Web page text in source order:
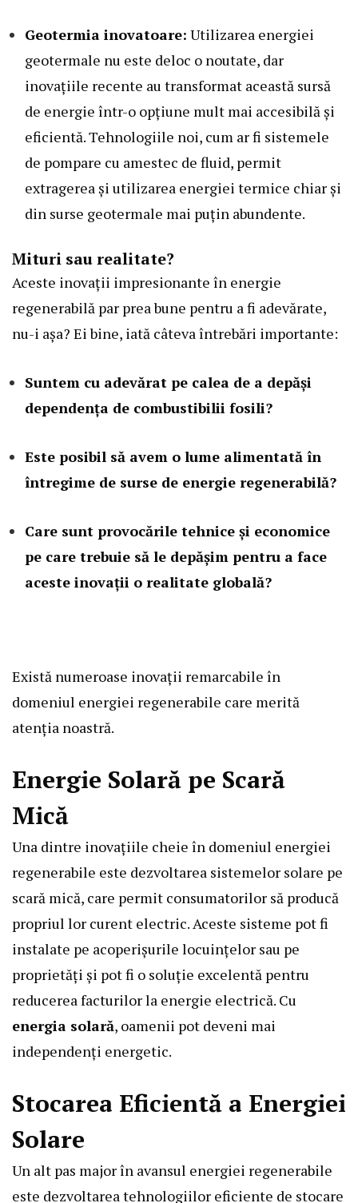
Geotermia inovatoare: Utilizarea energiei
geotermale nu este deloc o noutate, dar
inovațiile recente au transformat această sursă
de energie într-o opțiune mult mai accesibilă și
eficientă. Tehnologiile noi, cum ar fi sistemele
de pompare cu amestec de fluid, permit
extragerea și utilizarea energiei termice chiar și
din surse geotermale mai puțin abundente.
Mituri sau realitate?
Aceste inovații impresionante în energie
regenerabilă par prea bune pentru a fi adevărate,
nu-i așa? Ei bine, iată câteva întrebări importante:
Suntem cu adevărat pe calea de a depăși
dependența de combustibilii fosili?
Este posibil să avem o lume alimentată în
întregime de surse de energie regenerabilă?
Care sunt provocările tehnice și economice
pe care trebuie să le depășim pentru a face
aceste inovații o realitate globală?
Există numeroase inovații remarcabile în
domeniul energiei regenerabile care merită
atenția noastră.
Energie Solară pe Scară
Mică
Una dintre inovațiile cheie în domeniul energiei
regenerabile este dezvoltarea sistemelor solare pe
scară mică, care permit consumatorilor să producă
propriul lor curent electric. Aceste sisteme pot fi
instalate pe acoperișurile locuințelor sau pe
proprietăți și pot fi o soluție excelentă pentru
reducerea facturilor la energie electrică. Cu
energia solară, oamenii pot deveni mai
independenți energetic.
Stocarea Eficientă a Energiei
Solare
Un alt pas major în avansul energiei regenerabile
este dezvoltarea tehnologiilor eficiente de stocare